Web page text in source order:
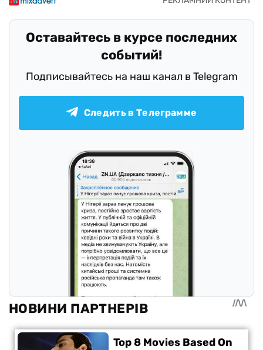
Оставайтесь в курсе последних
событий!
Подписывайтесь на наш канал в Telegram
Следить в Телеграмме